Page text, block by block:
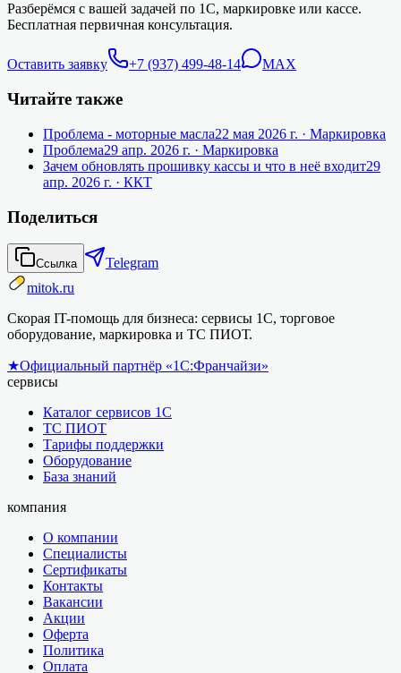
Разберёмся с вашей задачей по 1С, маркировке или кассе.
Бесплатная первичная консультация.
Оставить заявку +7 (937) 499-48-14 MAX
Читайте также
Проблема - моторные масла22 мая 2026 г. · Маркировка
Проблема29 апр. 2026 г. · Маркировка
Зачем обновлять прошивку кассы и что в неё входит29
апр. 2026 г. · ККТ
Поделиться
Ссылка
Telegram
mitok.ru
Скорая IT-помощь для бизнеса: сервисы 1С, торговое
оборудование, маркировка и ТС ПИОТ.
★Официальный партнёр «1С:Франчайзи»
сервисы
Каталог сервисов 1С
ТС ПИОТ
Тарифы поддержки
Оборудование
База знаний
компания
О компании
Специалисты
Сертификаты
Контакты
Вакансии
Акции
Оферта
Политика
Оплата